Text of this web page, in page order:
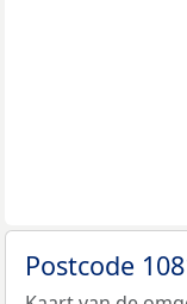
Postcode